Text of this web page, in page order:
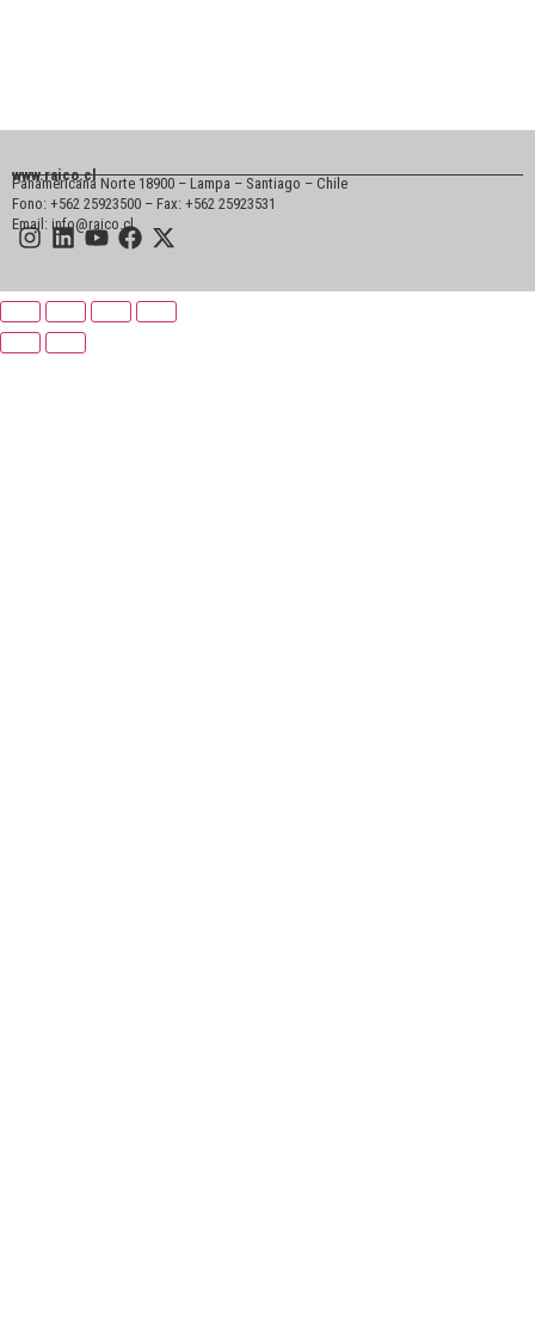
www.raico.cl
Panamericana Norte 18900 – Lampa – Santiago – Chile
Fono: +562 25923500 – Fax: +562 25923531
Email: info@raico.cl